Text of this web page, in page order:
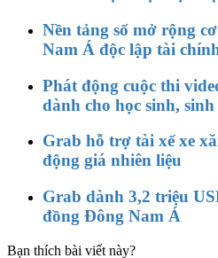
Nền tảng số mở rộng
Nam Á độc lập tài
Phát động cuộc thi
dành cho học sinh, sinh
Grab hỗ trợ tài xế xe
động giá nhiên liệu
Grab dành 3,2 triệu
đồng Đông Nam Á
Bạn thích bài viết này?